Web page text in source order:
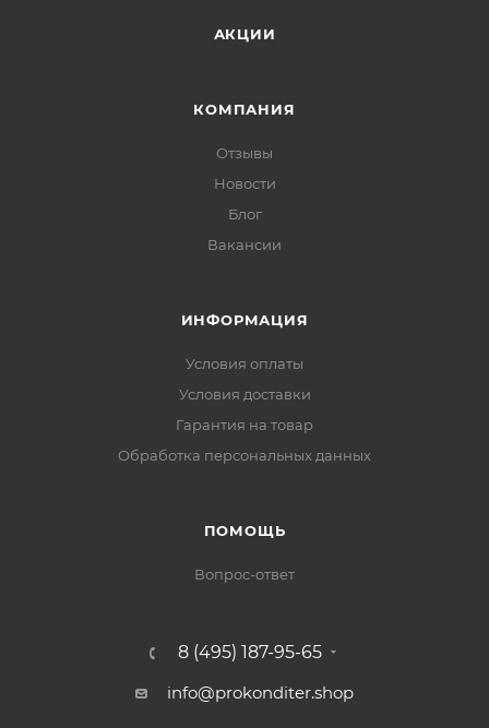
АКЦИИ
КОМПАНИЯ
Отзывы
Новости
Блог
Вакансии
ИНФОРМАЦИЯ
Условия оплаты
Условия доставки
Гарантия на товар
Обработка персональных данных
ПОМОЩЬ
Вопрос-ответ
8 (495) 187-95-65
info@prokonditer.shop